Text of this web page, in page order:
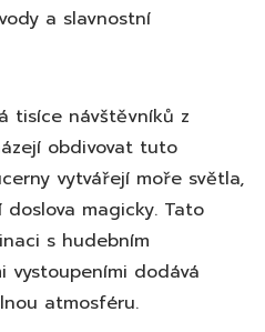
a slavnostní
tisíce návštěvníků z
obdivovat tuto
vytvářejí moře světla,
magicky. Tato
s hudebním
vystoupeními dodává
atmosféru.